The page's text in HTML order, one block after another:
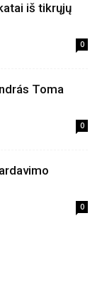
iš tikrųjų
0
Toma
0
0